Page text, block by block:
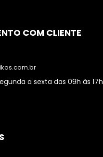
COM CLIENTE
a sexta das 09h às 17h